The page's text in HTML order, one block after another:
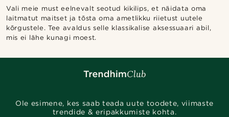
Vali meie must eelnevalt seotud kikilips, et näidata oma
laitmatut maitset ja tõsta oma ametlikku riietust uutele
kõrgustele. Tee avaldus selle klassikalise aksessuaari abil,
mis ei lähe kunagi moest.
Ole esimene, kes saab teada uute toodete, viimaste
trendide & eripakkumiste kohta.